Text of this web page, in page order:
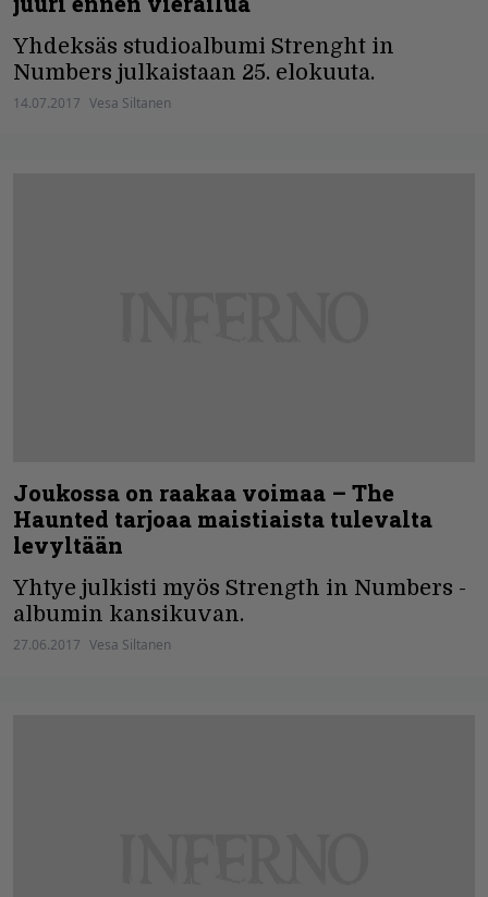
Yhdeksäs studioalbumi Strenght in
Numbers julkaistaan 25. elokuuta.
14.07.2017 Vesa Siltanen
Joukossa on raakaa voimaa – The
Haunted tarjoaa maistiaista tulevalta
levyltään
Yhtye julkisti myös Strength in Numbers -
albumin kansikuvan.
27.06.2017 Vesa Siltanen